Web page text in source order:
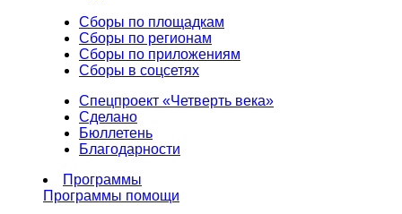
Сборы по площадкам
Сборы по регионам
Сборы по приложениям
Сборы в соцсетях
Спецпроект «Четверть века»
Сделано
Бюллетень
Благодарности
Программы
Программы помощи